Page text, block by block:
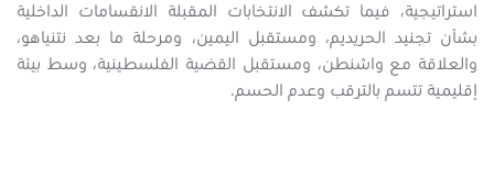
استراتيجية، فيما تكشف الانتخابات المقبلة الانقسامات الداخلية
بشأن تجنيد الحريديم، ومستقبل اليمين، ومرحلة ما بعد نتنياهو،
والعلاقة مع واشنطن، ومستقبل القضية الفلسطينية، وسط بيئة
إقليمية تتسم بالترقب وعدم الحسم.